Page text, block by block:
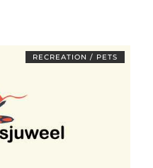
RECREATION / PETS